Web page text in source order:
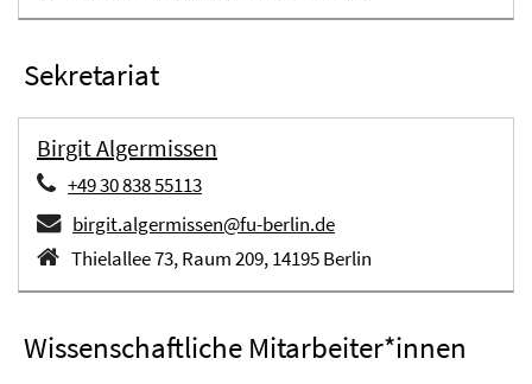
Sekretariat
Birgit Algermissen
+49 30 838 55113
birgit.algermissen@fu-berlin.de
Thielallee 73, Raum 209, 14195 Berlin
Wissenschaftliche Mitarbeiter*innen